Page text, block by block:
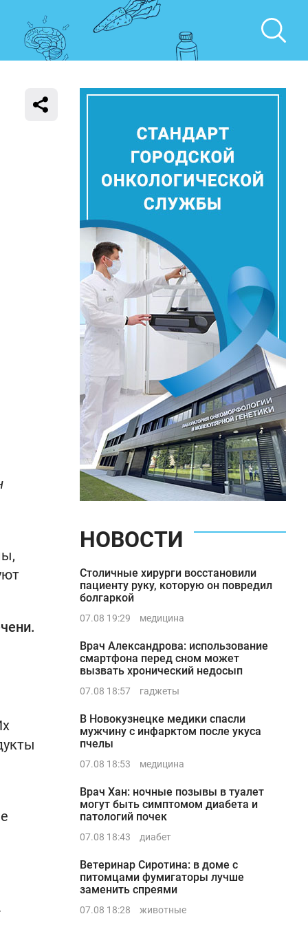
НОВОСТИ
Столичные хирурги восстановили
пациенту руку, которую он повредил
болгаркой
07.08 19:29 медицина
Врач Александрова: использование
смартфона перед сном может
вызвать хронический недосып
07.08 18:57 гаджеты
В Новокузнецке медики спасли
мужчину с инфарктом после укуса
пчелы
07.08 18:53 медицина
Врач Хан: ночные позывы в туалет
могут быть симптомом диабета и
патологий почек
07.08 18:43 диабет
Ветеринар Сиротина: в доме с
питомцами фумигаторы лучше
заменить спреями
07.08 18:28 животные